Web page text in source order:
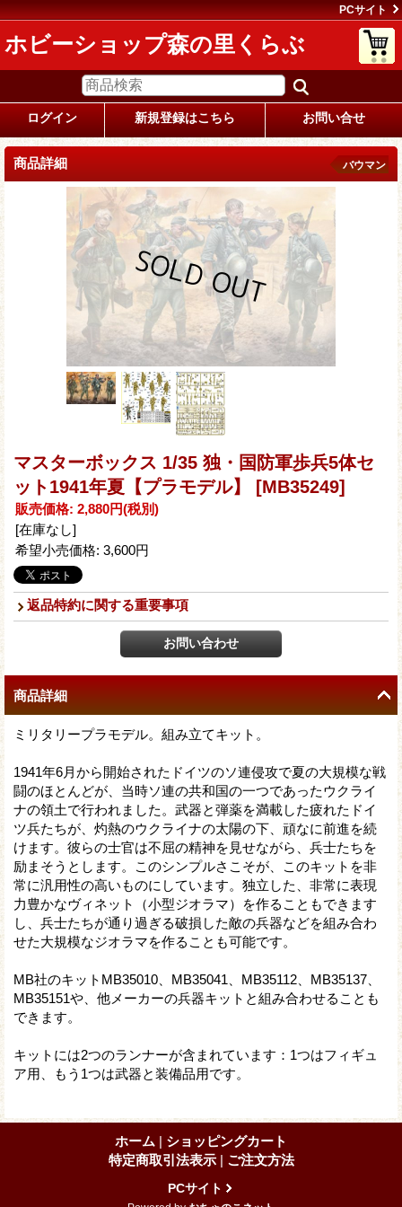
PCサイト
ホビーショップ森の里くらぶ
ログイン 新規登録はこちら お問い合せ
商品詳細 バウマン
マスターボックス 1/35 独・国防軍歩兵5体セ
ット1941年夏【プラモデル】 [MB35249]
販売価格: 2,880円(税別)
[在庫なし]
希望小売価格: 3,600円
返品特約に関する重要事項
商品詳細
ミリタリープラモデル。組み立てキット。
1941年6月から開始されたドイツのソ連侵攻で夏の大規模な戦
闘のほとんどが、当時ソ連の共和国の一つであったウクライ
ナの領土で行われました。武器と弾薬を満載した疲れたドイ
ツ兵たちが、灼熱のウクライナの太陽の下、頑なに前進を続
けます。彼らの士官は不屈の精神を見せながら、兵士たちを
励まそうとします。このシンプルさこそが、このキットを非
常に汎用性の高いものにしています。独立した、非常に表現
力豊かなヴィネット（小型ジオラマ）を作ることもできます
し、兵士たちが通り過ぎる破損した敵の兵器などを組み合わ
せた大規模なジオラマを作ることも可能です。
MB社のキットMB35010、MB35041、MB35112、MB35137、
MB35151や、他メーカーの兵器キットと組み合わせることも
できます。
キットには2つのランナーが含まれています：1つはフィギュ
ア用、もう1つは武器と装備品用です。
ホーム | ショッピングカート
特定商取引法表示 | ご注文方法
PCサイト